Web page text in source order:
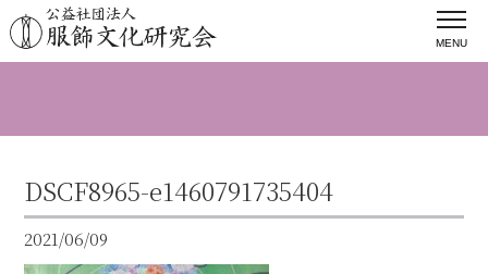
MENU
DSCF8965-e1460791735404
2021/06/09